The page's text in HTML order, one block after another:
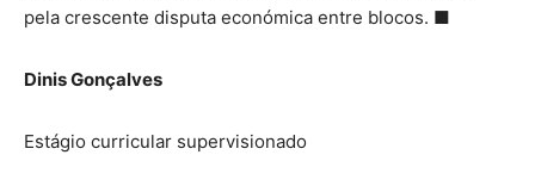
pela crescente disputa económica entre blocos. ■
Dinis Gonçalves
Estágio curricular supervisionado